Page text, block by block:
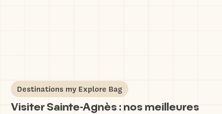
Destinations my Explore Bag
Visiter Sainte-Agnès : nos meilleures